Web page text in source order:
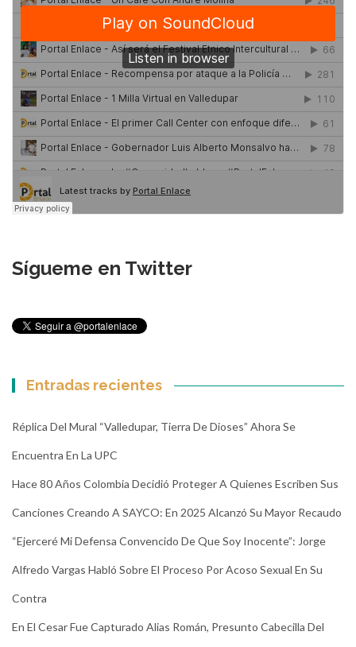
Sígueme en Twitter
Entradas recientes
Réplica Del Mural “Valledupar, Tierra De Dioses” Ahora Se
Encuentra En La UPC
Hace 80 Años Colombia Decidió Proteger A Quienes Escriben Sus
Canciones Creando A SAYCO: En 2025 Alcanzó Su Mayor Recaudo
“Ejerceré Mi Defensa Convencido De Que Soy Inocente”: Jorge
Alfredo Vargas Habló Sobre El Proceso Por Acoso Sexual En Su
Contra
En El Cesar Fue Capturado Alias Román, Presunto Cabecilla Del